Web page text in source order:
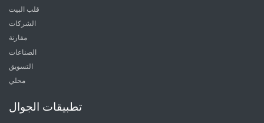
قلب البيت
الشركات
مقارنة
الصناعات
التسويق
محلي
تطبيقات الجوال